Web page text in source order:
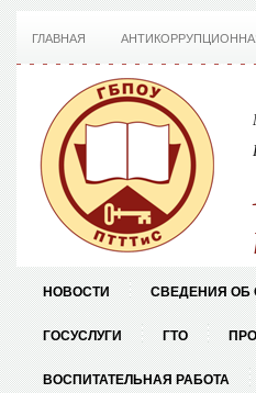
ГЛАВНАЯ
НОВОСТИ СВЕДЕНИЯ ОБ
ГОСУСЛУГИ ГТО
ВОСПИТАТЕЛЬНАЯ РАБОТА